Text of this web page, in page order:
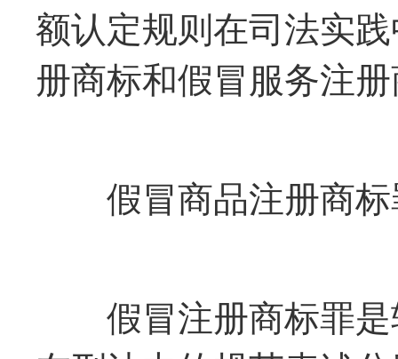
额认定规则在司法实
册商标和假冒服务注
假冒商品注册商标
假冒注册商标罪是